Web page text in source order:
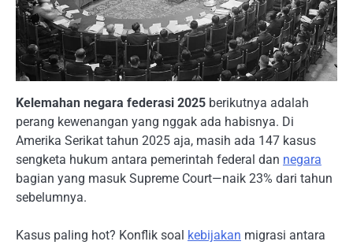
Kelemahan negara federasi 2025 berikutnya adalah
perang kewenangan yang nggak ada habisnya. Di
Amerika Serikat tahun 2025 aja, masih ada 147 kasus
sengketa hukum antara pemerintah federal dan negara
bagian yang masuk Supreme Court—naik 23% dari tahun
sebelumnya.
Kasus paling hot? Konflik soal kebijakan migrasi antara